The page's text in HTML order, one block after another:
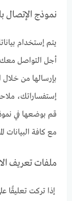
نموذج الإتصال
يتم إستخدام
أجل التواصل
بإرسالها من
إستفساراتك،
قم بوضعها في
مع كافة البيانات
ملفات تعريف
إذا تركت